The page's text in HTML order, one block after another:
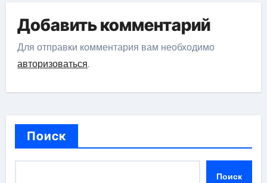
Добавить комментарий
Для отправки комментария вам необходимо
авторизоваться.
Поиск
Поиск